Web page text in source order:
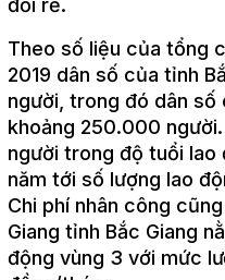
đối rẻ.
Theo số liệu của tổng
2019 dân số của tỉnh
người, trong đó dân số
khoảng 250.000
người trong độ tuổi lao
năm tới số lượng lao
Chi phí nhân công
Giang tỉnh Bắc Giang
động vùng 3 với mức